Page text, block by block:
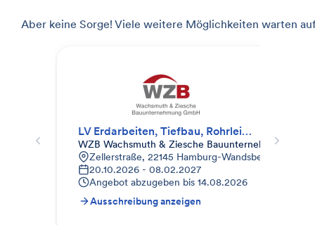
Aber keine Sorge! Viele weitere Möglichkeiten warten
LV Erdarbeiten, Tiefbau, Rohrleitungsbau, Gala-Bau
WZB Wachsmuth & Ziesche Bauunternehmung
Zellerstraße, 22145 Hamburg-Wandsbek,
20.10.2026 - 08.02.2027
Angebot abzugeben bis 14.08.2026
Ausschreibung anzeigen